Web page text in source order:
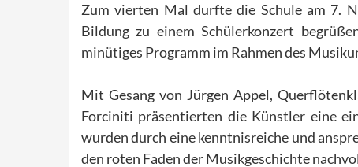
Zum vierten Mal durfte die Schule am 7.
Bildung zu einem Schülerkonzert
minütiges Programm im Rahmen des
Mit Gesang von Jürgen Appel,
Forciniti präsentierten die Künstler eine
wurden durch eine kenntnisreiche und
den roten Faden der Musikgeschichte